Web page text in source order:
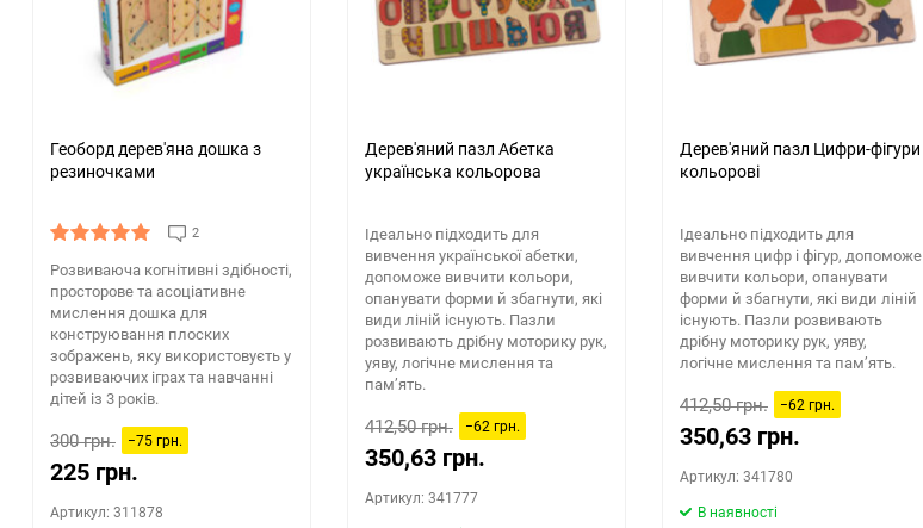
Геоборд дерев'яна дошка з
резиночками
2
Розвиваюча когнітивні здібності,
просторове та асоціативне
мислення дошка для
конструювання плоских
зображень, яку використовуєть у
розвиваючих іграх та навчанні
дітей із 3 років.
300 грн. −75 грн.
225 грн.
Артикул: 311878
Дерев'яний пазл Абетка
українська кольорова
Ідеально підходить для
вивчення української абетки,
допоможе вивчити кольори,
опанувати форми й збагнути, які
види ліній існують. Пазли
розвивають дрібну моторику рук,
уяву, логічне мислення та
пам’ять.
412,50 грн. −62 грн.
350,63 грн.
Артикул: 341777
Дерев'яний пазл Цифри-фігури
кольорові
Ідеально підходить для
вивчення цифр і фігур, допоможе
вивчити кольори, опанувати
форми й збагнути, які види ліній
існують. Пазли розвивають
дрібну моторику рук, уяву,
логічне мислення та пам’ять.
412,50 грн. −62 грн.
350,63 грн.
Артикул: 341780
В наявності